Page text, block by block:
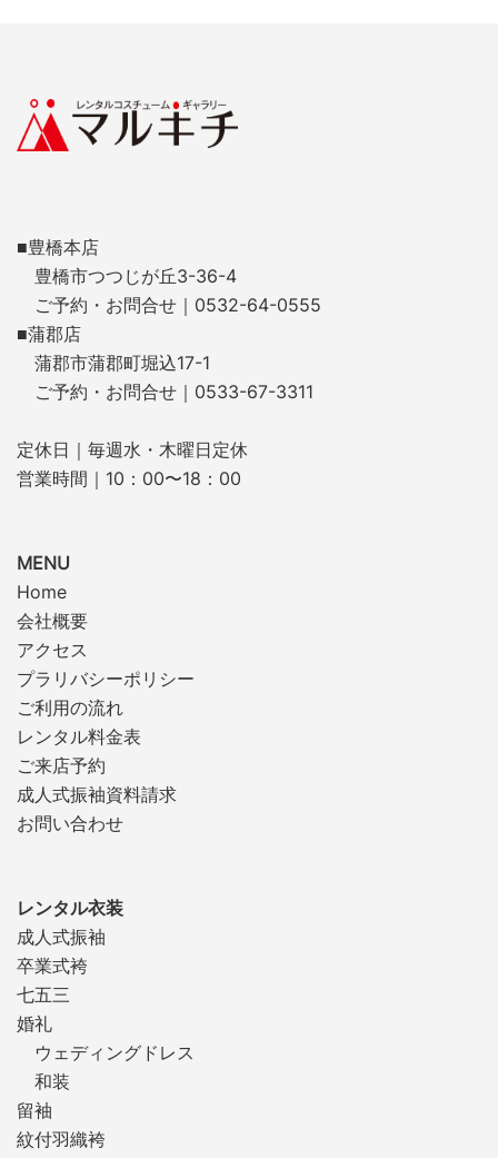
■豊橋本店
豊橋市つつじが丘3-36-4
ご予約・お問合せ｜0532-64-0555
■蒲郡店
蒲郡市蒲郡町堀込17-1
ご予約・お問合せ｜0533-67-3311
定休日｜毎週水・木曜日定休
営業時間｜10：00〜18：00
MENU
Home
会社概要
アクセス
プラリバシーポリシー
ご利用の流れ
レンタル料金表
ご来店予約
成人式振袖資料請求
お問い合わせ
レンタル衣装
成人式振袖
卒業式袴
七五三
婚礼
ウェディングドレス
和装
留袖
紋付羽織袴